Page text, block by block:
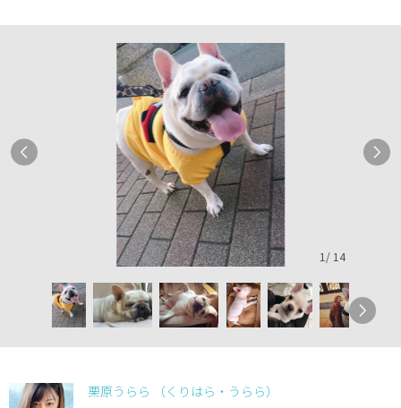
1 / 14
栗原うらら （くりはら・うらら）